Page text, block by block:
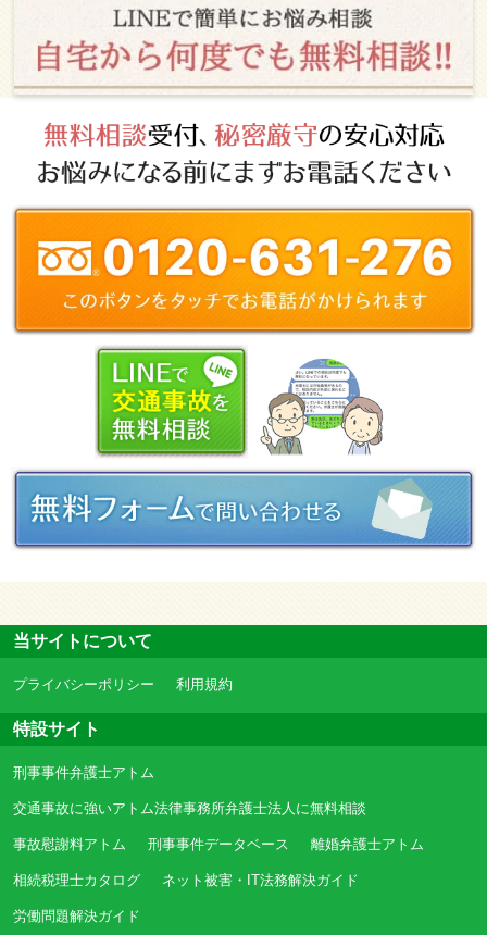
当サイトについて
プライバシーポリシー 利用規約
特設サイト
刑事事件弁護士アトム
交通事故に強いアトム法律事務所弁護士法人に無料相談
事故慰謝料アトム 刑事事件データベース 離婚弁護士アトム
相続税理士カタログ ネット被害・IT法務解決ガイド
労働問題解決ガイド